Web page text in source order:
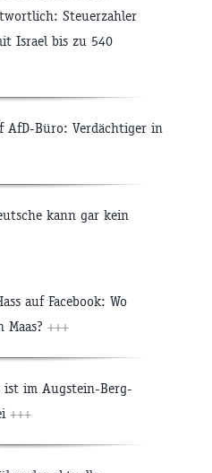
Steuerzahler
Israel bis zu 540
AfD-Büro: Verdächtiger in
kann gar kein
auf Facebook: Wo
+++
ist im Augstein-Berg-
+++